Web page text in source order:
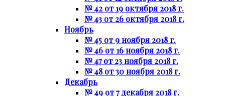
№ 42 от 19 октября 2018 г.
№ 43 от 26 октября 2018 г.
Ноябрь
№ 45 от 9 ноября 2018 г.
№ 46 от 16 ноября 2018 г.
№ 47 от 23 ноября 2018 г.
№ 48 от 30 ноября 2018 г.
Декабрь
№ 49 от 7 декабря 2018 г.